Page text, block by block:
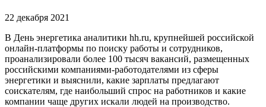
22 декабря 2021
В День энергетика аналитики hh.ru, крупнейшей российской
онлайн-платформы по поиску работы и сотрудников,
проанализировали более 100 тысяч вакансий, размещенных
российскими компаниями-работодателями из сферы
энергетики и выяснили, какие зарплаты предлагают
соискателям, где наибольший спрос на работников и какие
компании чаще других искали людей на производство.